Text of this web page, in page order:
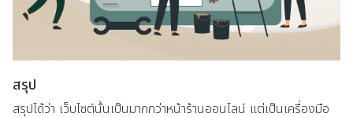
สรุป
สรุปได้ว่า เว็บไซต์นั้นเป็นมากกว่าหน้าร้านออนไลน์ แต่เป็นเครื่องมือ